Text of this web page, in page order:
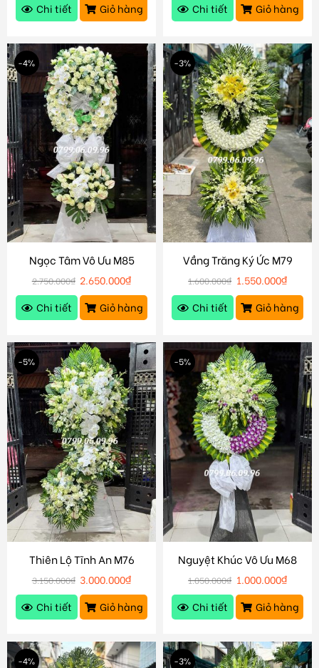
Chi tiết
Giỏ hàng
Chi tiết
Giỏ hàng
-4%
Ngọc Tâm Vô Ưu M85
2.750.000₫ 2.650.000₫
Chi tiết
Giỏ hàng
-3%
Vầng Trăng Ký Ức M79
1.600.000₫ 1.550.000₫
Chi tiết
Giỏ hàng
-5%
Thiên Lộ Tĩnh An M76
3.150.000₫ 3.000.000₫
Chi tiết
Giỏ hàng
-5%
Nguyệt Khúc Vô Ưu M68
1.050.000₫ 1.000.000₫
Chi tiết
Giỏ hàng
-4% -3%